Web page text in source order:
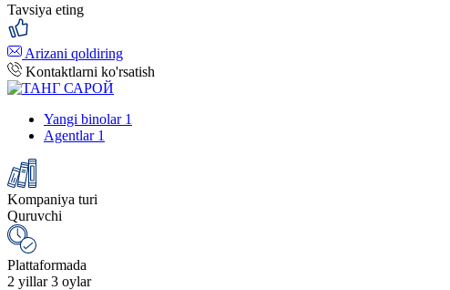
Tavsiya eting
Arizani qoldiring
Kontaktlarni ko'rsatish
Yangi binolar 1
Agentlar 1
Kompaniya turi
Quruvchi
Plattaformada
2 yillar 3 oylar